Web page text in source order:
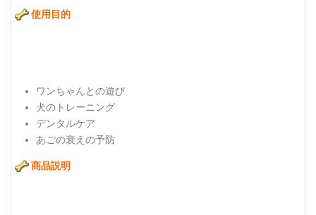
使用目的
ワンちゃんとの遊び
犬のトレーニング
デンタルケア
あごの衰えの予防
商品説明